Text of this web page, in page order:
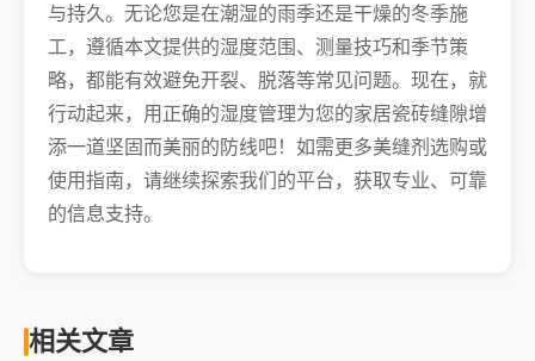
与持久。无论您是在潮湿的雨季还是干燥的冬季施
工，遵循本文提供的湿度范围、测量技巧和季节策
略，都能有效避免开裂、脱落等常见问题。现在，就
行动起来，用正确的湿度管理为您的家居瓷砖缝隙增
添一道坚固而美丽的防线吧！如需更多美缝剂选购或
使用指南，请继续探索我们的平台，获取专业、可靠
的信息支持。
相关文章